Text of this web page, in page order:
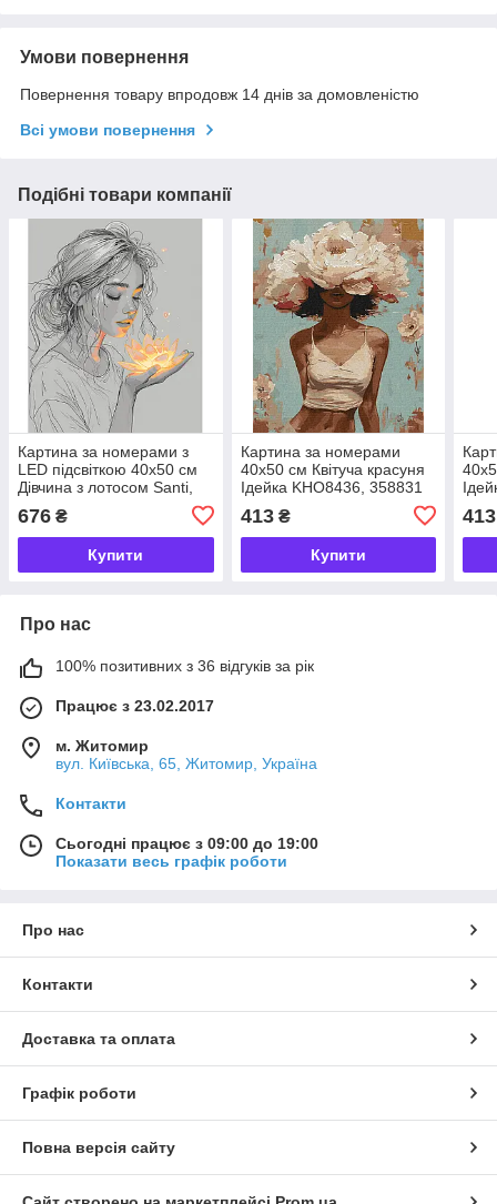
Умови повернення
Повернення товару впродовж 14 днів за домовленістю
Всі умови повернення
Подібні товари компанії
Картина за номерами з
LED підсвіткою 40x50 см
Дівчина з лотосом Santi,
676 ₴
Купити
Картина за номерами
40x50 см Квітуча красуня
Ідейка KHO8436, 358831
413₴
Купити
413
Про нас
100% позитивних з 36 відгуків за рік
Працює з 23.02.2017
м. Житомир
вул. Київська, 65, Житомир, Україна
Контакти
Сьогодні працює з 09:00 до 19:00
Показати весь графік роботи
Про нас
Контакти
Доставка та оплата
Графік роботи
Повна версія сайту